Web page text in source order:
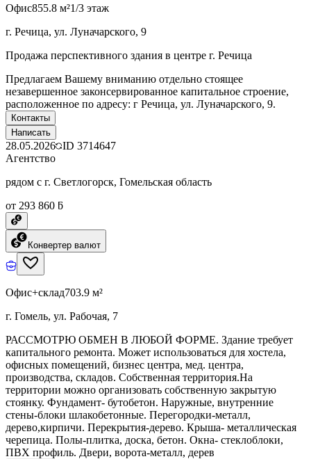
Офис855.8 м²1/3 этаж
г. Речица, ул. Луначарского, 9
Продажа перспективного здания в центре г. Речица
Предлагаем Вашему вниманию отдельно стоящее
незавершенное законсервированное капитальное строение,
расположенное по адресу: г Речица, ул. Луначарского, 9.
Контакты
Написать
28.05.2026 ID 3714647
Агентство
рядом с г. Светлогорск, Гомельская область
от 293 860 ƃ
Конвертер валют
Офис+склад703.9 м²
г. Гомель, ул. Рабочая, 7
РАССМОТРЮ ОБМЕН В ЛЮБОЙ ФОРМЕ. Здание требует
капитального ремонта. Может использоваться для хостела,
офисных помещений, бизнес центра, мед. центра,
производства, складов. Собственная территория.На
территории можно организовать собственную закрытую
стоянку. Фундамент- бутобетон. Наружные, внутренние
стены-блоки шлакобетонные. Перегородки-металл,
дерево,кирпичи. Перекрытия-дерево. Крыша- металлическая
черепица. Полы-плитка, доска, бетон. Окна- стеклоблоки,
ПВХ профиль. Двери, ворота-металл, дерев